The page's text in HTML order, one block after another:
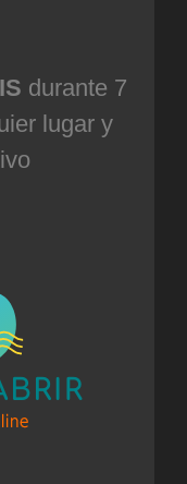
durante 7
lugar y